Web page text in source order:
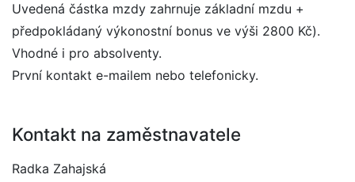
Uvedená částka mzdy zahrnuje základní mzdu +
předpokládaný výkonostní bonus ve výši 2800 Kč).
Vhodné i pro absolventy.
První kontakt e-mailem nebo telefonicky.
Kontakt na zaměstnavatele
Radka Zahajská